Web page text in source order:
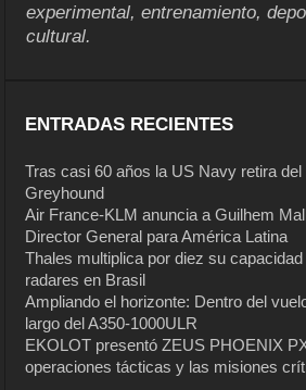
experimental, entrenamiento,
cultural.
ENTRADAS RECIENTES
Tras casi 60 años la US Navy retira
Greyhound
Air France-KLM anuncia a Guilhem
Director General para América Latina
Thales multiplica por diez su
radares en Brasil
Ampliando el horizonte: Dentro del
largo del A350-1000ULR
EKOLOT presentó ZEUS PHOENIX
operaciones tácticas y las misiones